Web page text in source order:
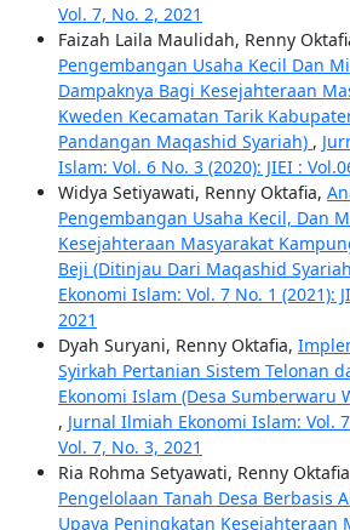
Vol. 7, No. 2, 2021
Faizah Laila Maulidah, Renny
Pengembangan Usaha Kecil Dan
Dampaknya Bagi Kesejahteraan
Kweden Kecamatan Tarik
Pandangan Maqashid Syariah) ,
Islam: Vol. 6 No. 3 (2020): JIEI :
Widya Setiyawati, Renny Oktafia,
Pengembangan Usaha Kecil, Dan
Kesejahteraan Masyarakat
Beji (Ditinjau Dari Maqashid
Ekonomi Islam: Vol. 7 No. 1 (2021):
2021
Dyah Suryani, Renny Oktafia,
Syirkah Pertanian Sistem Telonan
Ekonomi Islam (Desa Sumberwaru
, Jurnal Ilmiah Ekonomi Islam: Vol.
Vol. 7, No. 3, 2021
Ria Rohma Setyawati, Renny
Pengelolaan Tanah Desa Berbasis
Upaya Peningkatan Kesejahteraan